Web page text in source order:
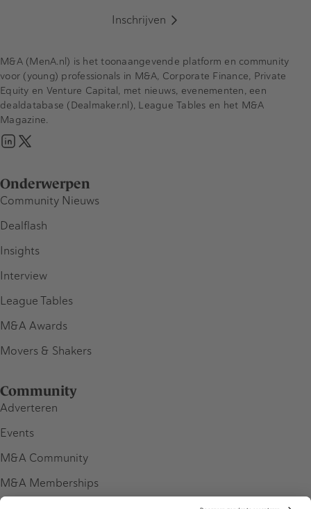
Inschrijven
Onderwerpen
Community Nieuws
Dealflash
Insights
Interview
League Tables
M&A Awards
Movers & Shakers
Community
Adverteren
Events
M&A Community
M&A Memberships
M&A (MenA.nl) is het toonaangevende platform en community
voor (young) professionals in M&A, Corporate Finance, Private
Equity en Venture Capital, met nieuws, evenementen, een
dealdatabase (Dealmaker.nl), League Tables en het M&A
Magazine.